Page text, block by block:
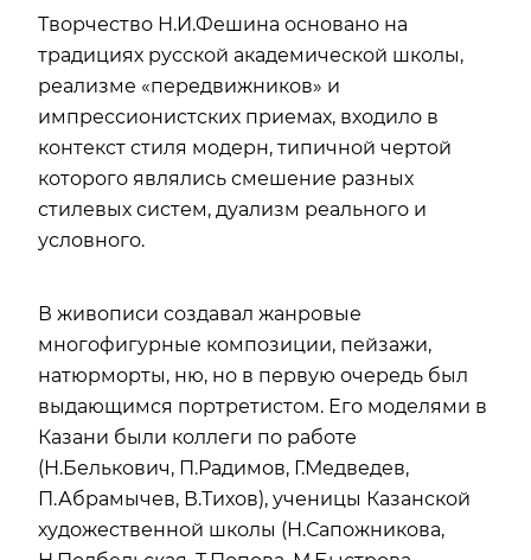
Творчество Н.И.Фешина основано на
традициях русской академической школы,
реализме «передвижников» и
импрессионистских приемах, входило в
контекст стиля модерн, типичной чертой
которого являлись смешение разных
стилевых систем, дуализм реального и
условного.
В живописи создавал жанровые
многофигурные композиции, пейзажи,
натюрморты, ню, но в первую очередь был
выдающимся портретистом. Его моделями в
Казани были коллеги по работе
(Н.Белькович, П.Радимов, Г.Медведев,
П.Абрамычев, В.Тихов), ученицы Казанской
художественной школы (Н.Сапожникова,